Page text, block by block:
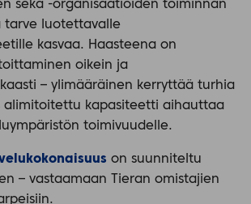
sekä -organisaatioiden toiminnan
tarve luotettavalle
kasvaa. Haasteena on
oikein ja
– ylimääräinen kerryttää turhia
alimitoitettu kapasiteetti aihauttaa
toimivuudelle.
on suunniteltu
– vastaamaan Tieran omistajien